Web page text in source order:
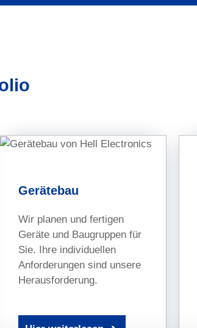
Gerätebau
Wir planen und fertigen
Geräte und Baugruppen für
Sie. Ihre individuellen
Anforderungen sind unsere
Herausforderung.